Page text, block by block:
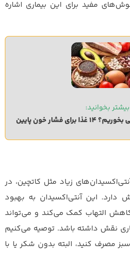
مفید برای این بیماری اشاره
بیشتر بخوانید:
فشار خون پایین
زیاد مثل کاتچین، در
دارد. این آنتی‌اکسیدان به بهبود
التهاب کمک می‌کند و می‌تواند
نقش داشته باشد. توصیه می‌کنیم
چای سبز مصرف کنید، البته بدون شکر یا با